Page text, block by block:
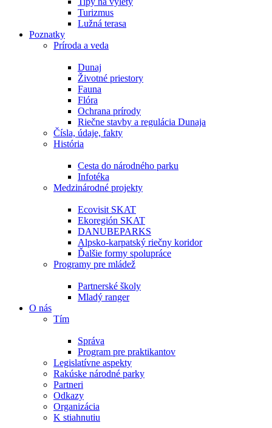
Turizmus
Lužná terasa
Poznatky
Príroda a veda
Dunaj
Životné priestory
Fauna
Flóra
Ochrana prírody
Riečne stavby a regulácia Dunaja
Čísla, údaje, fakty
História
Cesta do národného parku
Infotéka
Medzinárodné projekty
Ecovisit SKAT
Ekoregión SKAT
DANUBEPARKS
Alpsko-karpatský riečny koridor
Ďalšie formy spolupráce
Programy pre mládež
Partnerské školy
Mladý ranger
O nás
Tím
Správa
Program pre praktikantov
Legislatívne aspekty
Rakúske národné parky
Partneri
Odkazy
Organizácia
K stiahnutiu